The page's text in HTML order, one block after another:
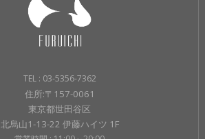
TEL : 03-5356-7362
住所:〒157-0061
東京都世田谷区
北烏山1-13-22 伊藤ハイツ 1F